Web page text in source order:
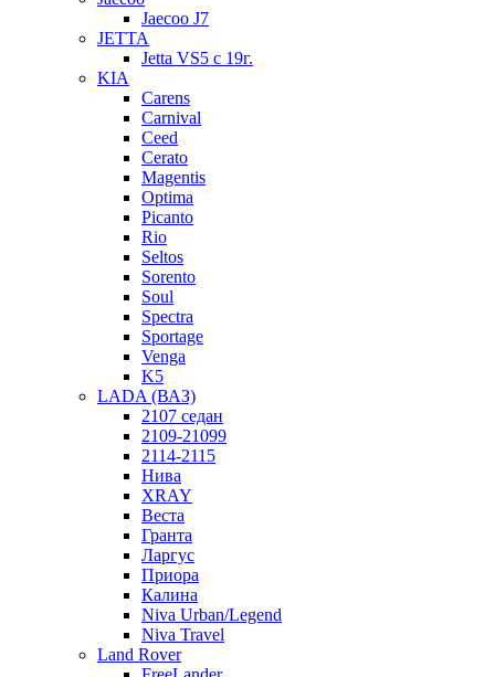
Jaecoo J7
JETTA
Jetta VS5 с 19г.
KIA
Carens
Carnival
Ceed
Cerato
Magentis
Optima
Picanto
Rio
Seltos
Sorento
Soul
Spectra
Sportage
Venga
K5
LADA (ВАЗ)
2107 седан
2109-21099
2114-2115
Нива
XRAY
Веста
Гранта
Ларгус
Приора
Калина
Niva Urban/Legend
Niva Travel
Land Rover